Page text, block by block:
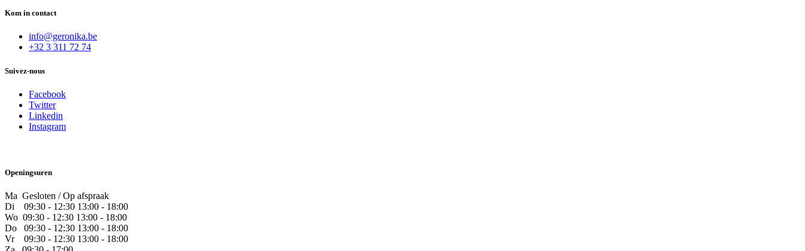
Kom in contact
info@geronika.be
+32 3 311 72 74
Suivez-nous
Facebook
Twitter
Linkedin
Instagram
Openingsuren
Ma Gesloten / Op afspraak
Di 09:30 - 12:30 13:00 - 18:00
Wo 09:30 - 12:30 13:00 - 18:00
Do ​09:30 - 12:30 13:00 - 18:00
Vr ​09:30 - 12:30 13:00 - 18:00